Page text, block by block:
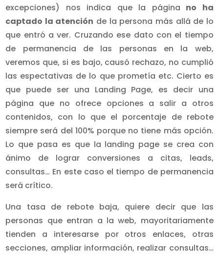
excepciones) nos indica que la página no ha
captado la atención de la persona más allá de lo
que entró a ver. Cruzando ese dato con el tiempo
de permanencia de las personas en la web,
veremos que, si es bajo, causó rechazo, no cumplió
las espectativas de lo que prometía etc. Cierto es
que puede ser una Landing Page, es decir una
página que no ofrece opciones a salir a otros
contenidos, con lo que el porcentaje de rebote
siempre será del 100% porque no tiene más opción.
Lo que pasa es que la landing page se crea con
ánimo de lograr conversiones a citas, leads,
consultas… En este caso el tiempo de permanencia
será crítico.
Una tasa de rebote baja, quiere decir que las
personas que entran a la web, mayoritariamente
tienden a interesarse por otros enlaces, otras
secciones, ampliar información, realizar consultas…